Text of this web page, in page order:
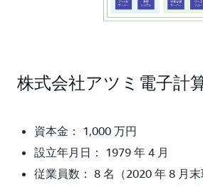
株式会社アツミ電子計
資本金： 1,000 万円
設立年月日： 1979 年 4 月
従業員数： 8 名（2020 年 8 月末